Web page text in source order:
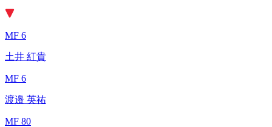
MF 6
土井 紅貴
MF 6
渡邉 英祐
MF 80